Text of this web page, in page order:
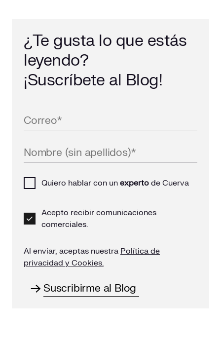
¿Te gusta lo que estás
leyendo?
¡Suscríbete al Blog!
Quiero hablar con un experto de Cuerva
Acepto recibir comunicaciones
comerciales.
Al enviar, aceptas nuestra Política de
privacidad y Cookies.